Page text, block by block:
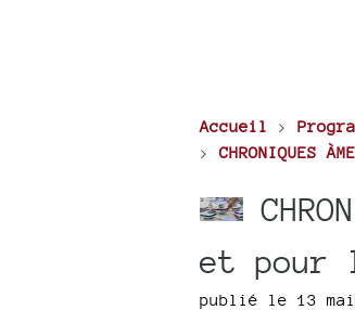
Accueil >
>
et pour
publié le 13 mai